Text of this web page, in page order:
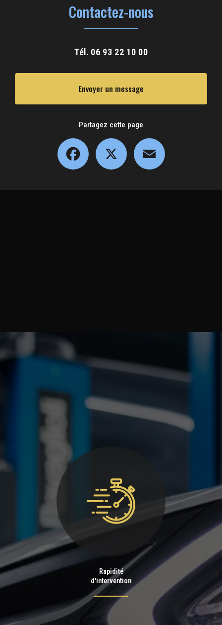
Contactez-nous
Tél. 06 93 22 10 00
Envoyer un message
Partagez cette page
Facebook
Rapidité
d'intervention